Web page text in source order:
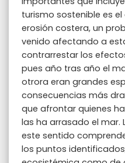
turismo sostenible es
erosión costera, un
venido afectando a
contrarrestar los
pues año tras año el
otrora eran grandes
consecuencias más
que afrontar quienes
las ha arrasado el mar.
este sentido
los puntos